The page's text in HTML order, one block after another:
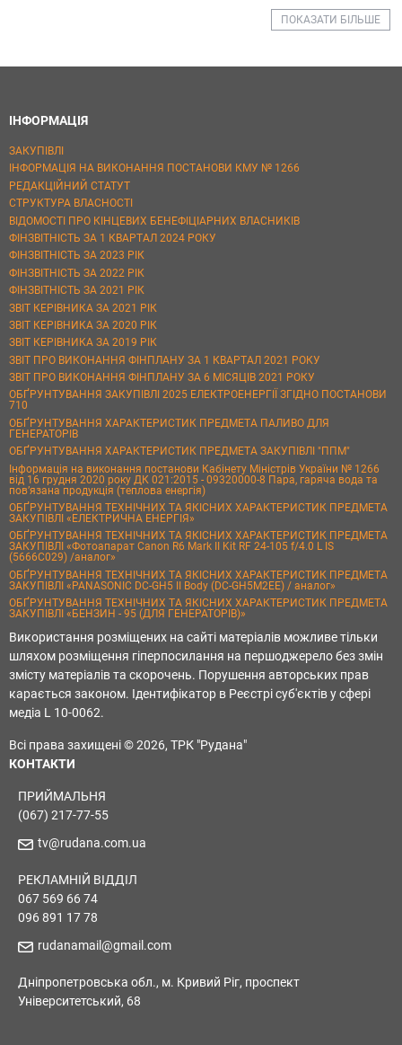
ПОКАЗАТИ БІЛЬШЕ
ІНФОРМАЦІЯ
ЗАКУПІВЛІ
ІНФОРМАЦІЯ НА ВИКОНАННЯ ПОСТАНОВИ КМУ № 1266
РЕДАКЦІЙНИЙ СТАТУТ
СТРУКТУРА ВЛАСНОСТІ
ВІДОМОСТІ ПРО КІНЦЕВИХ БЕНЕФІЦІАРНИХ ВЛАСНИКІВ
ФІНЗВІТНІСТЬ ЗА 1 КВАРТАЛ 2024 РОКУ
ФІНЗВІТНІСТЬ ЗА 2023 РІК
ФІНЗВІТНІСТЬ ЗА 2022 РІК
ФІНЗВІТНІСТЬ ЗА 2021 РІК
ЗВІТ КЕРІВНИКА ЗА 2021 РІК
ЗВІТ КЕРІВНИКА ЗА 2020 РІК
ЗВІТ КЕРІВНИКА ЗА 2019 РІК
ЗВІТ ПРО ВИКОНАННЯ ФІНПЛАНУ ЗА 1 КВАРТАЛ 2021 РОКУ
ЗВІТ ПРО ВИКОНАННЯ ФІНПЛАНУ ЗА 6 МІСЯЦІВ 2021 РОКУ
ОБҐРУНТУВАННЯ ЗАКУПІВЛІ 2025 ЕЛЕКТРОЕНЕРГІЇ ЗГІДНО ПОСТАНОВИ
710
ОБҐРУНТУВАННЯ ХАРАКТЕРИСТИК ПРЕДМЕТА ПАЛИВО ДЛЯ
ГЕНЕРАТОРІВ
ОБҐРУНТУВАННЯ ХАРАКТЕРИСТИК ПРЕДМЕТА ЗАКУПІВЛІ "ППМ"
Інформація на виконання постанови Кабінету Міністрів України № 1266
від 16 грудня 2020 року ДК 021:2015 - 09320000-8 Пара, гаряча вода та
пов’язана продукція (теплова енергія)
ОБҐРУНТУВАННЯ ТЕХНІЧНИХ ТА ЯКІСНИХ ХАРАКТЕРИСТИК ПРЕДМЕТА
ЗАКУПІВЛІ «ЕЛЕКТРИЧНА ЕНЕРГІЯ»
ОБҐРУНТУВАННЯ ТЕХНІЧНИХ ТА ЯКІСНИХ ХАРАКТЕРИСТИК ПРЕДМЕТА
ЗАКУПІВЛІ «Фотоапарат Canon R6 Mark II Kit RF 24-105 f/4.0 L IS
(5666C029) /аналог»
ОБҐРУНТУВАННЯ ТЕХНІЧНИХ ТА ЯКІСНИХ ХАРАКТЕРИСТИК ПРЕДМЕТА
ЗАКУПІВЛІ «PANASONIC DC-GH5 II Body (DC-GH5M2EE) / аналог»
ОБҐРУНТУВАННЯ ТЕХНІЧНИХ ТА ЯКІСНИХ ХАРАКТЕРИСТИК ПРЕДМЕТА
ЗАКУПІВЛІ «БЕНЗИН - 95 (ДЛЯ ГЕНЕРАТОРІВ)»
Використання розміщених на сайті матеріалів можливе тільки
шляхом розміщення гіперпосилання на першоджерело без змін
змісту матеріалів та скорочень. Порушення авторських прав
карається законом. Ідентифікатор в Реєстрі суб'єктів у сфері
медіа L 10-0062.
Всі права захищені © 2026, ТРК "Рудана"
КОНТАКТИ
ПРИЙМАЛЬНЯ
(067) 217-77-55
tv@rudana.com.ua
РЕКЛАМНІЙ ВІДДІЛ
067 569 66 74
096 891 17 78
rudanamail@gmail.com
Дніпропетровська обл., м. Кривий Ріг, проспект
Університетський, 68